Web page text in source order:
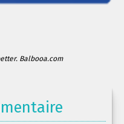
Balbooa.com